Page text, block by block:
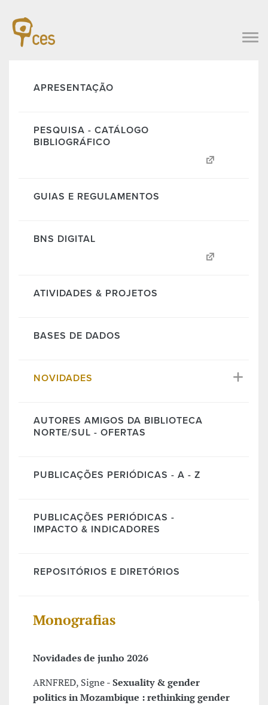
APRESENTAÇÃO
PESQUISA - CATÁLOGO
BIBLIOGRÁFICO
GUIAS E REGULAMENTOS
BNS DIGITAL
ATIVIDADES & PROJETOS
BASES DE DADOS
NOVIDADES
AUTORES AMIGOS DA BIBLIOTECA
NORTE/SUL - OFERTAS
PUBLICAÇÕES PERIÓDICAS - A - Z
PUBLICAÇÕES PERIÓDICAS -
IMPACTO & INDICADORES
REPOSITÓRIOS E DIRETÓRIOS
Monografias
Novidades de junho 2026
ARNFRED, Signe -Sexuality & gender
politics in Mozambique : rethinking gender